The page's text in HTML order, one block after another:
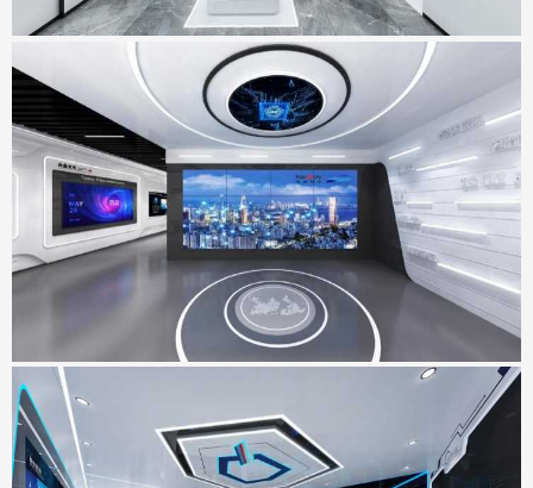
天威视讯展厅
地点：广东省深圳市
SMVIC智能体验厅